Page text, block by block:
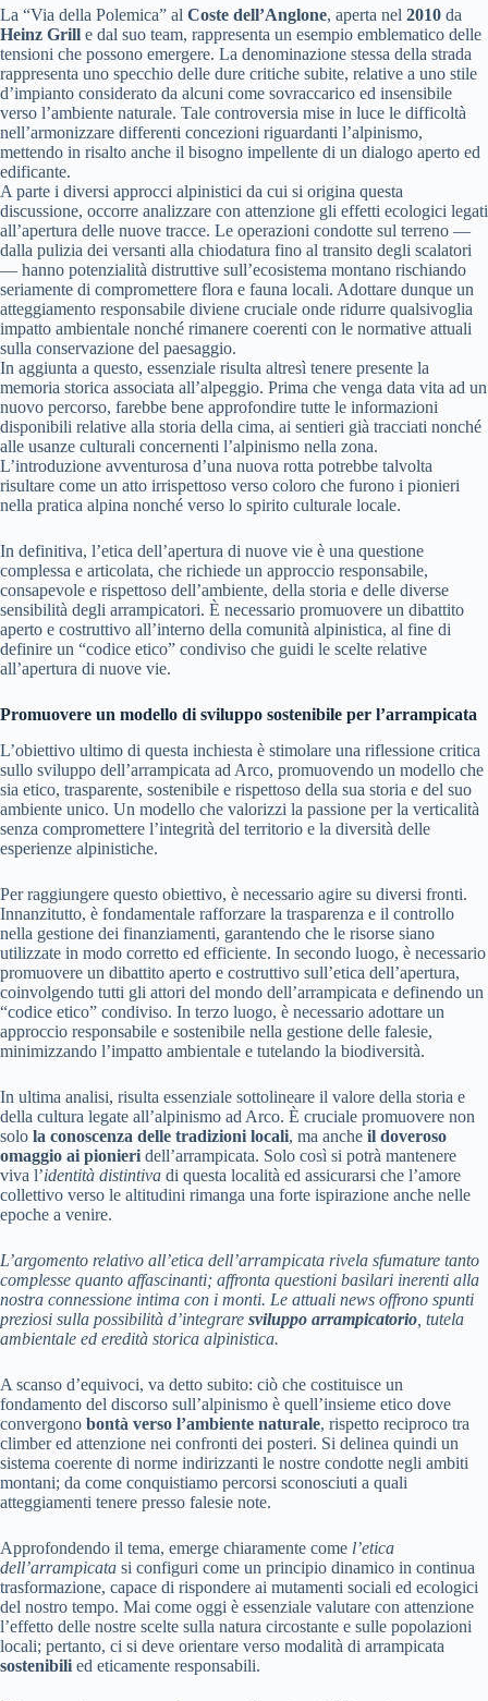
La “Via della Polemica” al Coste dell’Anglone, aperta nel 2010 da
Heinz Grill e dal suo team, rappresenta un esempio emblematico delle
tensioni che possono emergere. La denominazione stessa della strada
rappresenta uno specchio delle dure critiche subite, relative a uno stile
d’impianto considerato da alcuni come sovraccarico ed insensibile
verso l’ambiente naturale. Tale controversia mise in luce le difficoltà
nell’armonizzare differenti concezioni riguardanti l’alpinismo,
mettendo in risalto anche il bisogno impellente di un dialogo aperto ed
edificante.
A parte i diversi approcci alpinistici da cui si origina questa
discussione, occorre analizzare con attenzione gli effetti ecologici legati
all’apertura delle nuove tracce. Le operazioni condotte sul terreno —
dalla pulizia dei versanti alla chiodatura fino al transito degli scalatori
— hanno potenzialità distruttive sull’ecosistema montano rischiando
seriamente di compromettere flora e fauna locali. Adottare dunque un
atteggiamento responsabile diviene cruciale onde ridurre qualsivoglia
impatto ambientale nonché rimanere coerenti con le normative attuali
sulla conservazione del paesaggio.
In aggiunta a questo, essenziale risulta altresì tenere presente la
memoria storica associata all’alpeggio. Prima che venga data vita ad un
nuovo percorso, farebbe bene approfondire tutte le informazioni
disponibili relative alla storia della cima, ai sentieri già tracciati nonché
alle usanze culturali concernenti l’alpinismo nella zona.
L’introduzione avventurosa d’una nuova rotta potrebbe talvolta
risultare come un atto irrispettoso verso coloro che furono i pionieri
nella pratica alpina nonché verso lo spirito culturale locale.
In definitiva, l’etica dell’apertura di nuove vie è una questione
complessa e articolata, che richiede un approccio responsabile,
consapevole e rispettoso dell’ambiente, della storia e delle diverse
sensibilità degli arrampicatori. È necessario promuovere un dibattito
aperto e costruttivo all’interno della comunità alpinistica, al fine di
definire un “codice etico” condiviso che guidi le scelte relative
all’apertura di nuove vie.
Promuovere un modello di sviluppo sostenibile per l’arrampicata
L’obiettivo ultimo di questa inchiesta è stimolare una riflessione critica
sullo sviluppo dell’arrampicata ad Arco, promuovendo un modello che
sia etico, trasparente, sostenibile e rispettoso della sua storia e del suo
ambiente unico. Un modello che valorizzi la passione per la verticalità
senza compromettere l’integrità del territorio e la diversità delle
esperienze alpinistiche.
Per raggiungere questo obiettivo, è necessario agire su diversi fronti.
Innanzitutto, è fondamentale rafforzare la trasparenza e il controllo
nella gestione dei finanziamenti, garantendo che le risorse siano
utilizzate in modo corretto ed efficiente. In secondo luogo, è necessario
promuovere un dibattito aperto e costruttivo sull’etica dell’apertura,
coinvolgendo tutti gli attori del mondo dell’arrampicata e definendo un
“codice etico” condiviso. In terzo luogo, è necessario adottare un
approccio responsabile e sostenibile nella gestione delle falesie,
minimizzando l’impatto ambientale e tutelando la biodiversità.
In ultima analisi, risulta essenziale sottolineare il valore della storia e
della cultura legate all’alpinismo ad Arco. È cruciale promuovere non
solo la conoscenza delle tradizioni locali, ma anche il doveroso
omaggio ai pionieri dell’arrampicata. Solo così si potrà mantenere
viva l’identità distintiva di questa località ed assicurarsi che l’amore
collettivo verso le altitudini rimanga una forte ispirazione anche nelle
epoche a venire.
L’argomento relativo all’etica dell’arrampicata rivela sfumature tanto
complesse quanto affascinanti; affronta questioni basilari inerenti alla
nostra connessione intima con i monti. Le attuali news offrono spunti
preziosi sulla possibilità d’integrare sviluppo arrampicatorio , tutela
ambientale ed eredità storica alpinistica.
A scanso d’equivoci, va detto subito: ciò che costituisce un
fondamento del discorso sull’alpinismo è quell’insieme etico dove
convergono bontà verso l’ambiente naturale, rispetto reciproco tra
climber ed attenzione nei confronti dei posteri. Si delinea quindi un
sistema coerente di norme indirizzanti le nostre condotte negli ambiti
montani; da come conquistiamo percorsi sconosciuti a quali
atteggiamenti tenere presso falesie note.
Approfondendo il tema, emerge chiaramente come l’etica
dell’arrampicata si configuri come un principio dinamico in continua
trasformazione, capace di rispondere ai mutamenti sociali ed ecologici
del nostro tempo. Mai come oggi è essenziale valutare con attenzione
l’effetto delle nostre scelte sulla natura circostante e sulle popolazioni
locali; pertanto, ci si deve orientare verso modalità di arrampicata
sostenibili ed eticamente responsabili.